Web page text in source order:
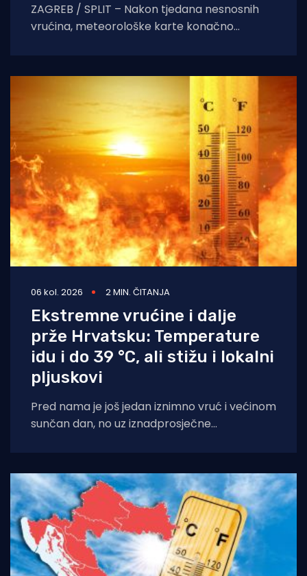
ZAGREB / SPLIT – Nakon tjedana nesnosnih
vrućina, meteorološke karte konačno
kontrastima,
06 kol. 2026 2 MIN. ČITANJA
Ekstremne vrućine i dalje
prže Hrvatsku: Temperature
idu i do 39 °C, ali stižu i lokalni
pljuskovi
Pred nama je još jedan iznimno vruć i većinom
sunčan dan, no uz iznadprosječne